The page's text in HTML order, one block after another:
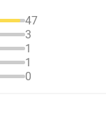
47
3
1
1
0